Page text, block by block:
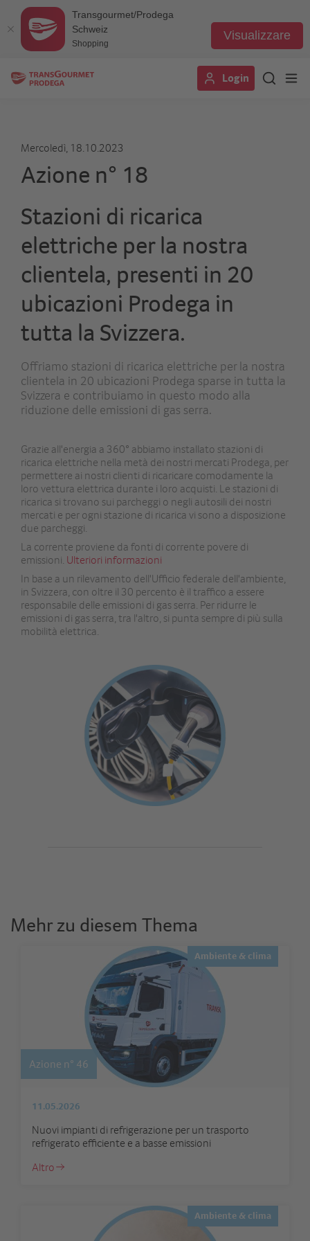
Transgourmet/Prodega
Schweiz
Shopping
Visualizzare
Login
Mercoledì, 18.10.2023
Azione n° 18
Stazioni di ricarica
elettriche per la nostra
clientela, presenti in 20
ubicazioni Prodega in
tutta la Svizzera.
Offriamo stazioni di ricarica elettriche per la nostra
clientela in 20 ubicazioni Prodega sparse in tutta la
Svizzera e contribuiamo in questo modo alla
riduzione delle emissioni di gas serra.
Grazie all'energia a 360° abbiamo installato stazioni di
ricarica elettriche nella metà dei nostri mercati Prodega, per
permettere ai nostri clienti di ricaricare comodamente la
loro vettura elettrica durante i loro acquisti. Le stazioni di
ricarica si trovano sui parcheggi o negli autosili dei nostri
mercati e per ogni stazione di ricarica vi sono a disposizione
due parcheggi.
La corrente proviene da fonti di corrente povere di
emissioni. Ulteriori informazioni
In base a un rilevamento dell'Ufficio federale dell'ambiente,
in Svizzera, con oltre il 30 percento è il traffico a essere
responsabile delle emissioni di gas serra. Per ridurre le
emissioni di gas serra, tra l'altro, si punta sempre di più sulla
mobilità elettrica.
Mehr zu diesem Thema
Ambiente & clima
Azione n° 46
11.05.2026
Nuovi impianti di refrigerazione per un trasporto
refrigerato efficiente e a basse emissioni
Altro
Ambiente & clima